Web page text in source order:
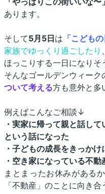
あります。
そして5月 5日は 「こどもの
家族でゆっくり過ごしたり 、
ほっこりする一日になりそ
そんなゴールデンウィーク
ついて考える方も意外と多
例えばこんなご相談↓
・実家に帰って親と話し
という話になった
・子どもの成長をきっか
・空き家になっている不
まとまったお休みがある
「不動産」のことに向き